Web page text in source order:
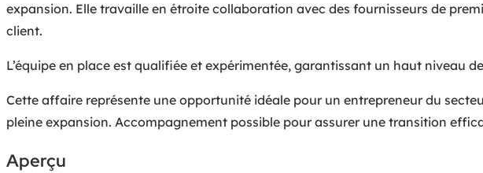
expansion. Elle travaille en étroite collaboration avec des fournisseurs de
client.
L’équipe en place est qualifiée et expérimentée, garantissant un haut niveau
Cette affaire représente une opportunité idéale pour un entrepreneur du
pleine expansion. Accompagnement possible pour assurer une transition
Aperçu